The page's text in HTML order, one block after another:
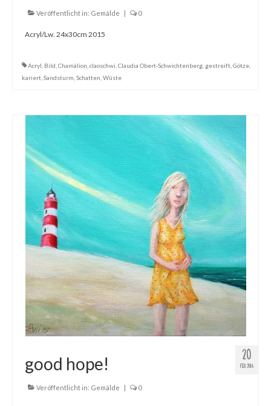
Veröffentlicht in: Gemälde | 0
Acryl/Lw. 24x30cm 2015
Acryl Bild Chamälion claoschwi Claudia Obert-Schwichtenberg gestreift Götze
kariert Sandsturm Schatten Wüste
20
FEB. 2016
good hope!
Veröffentlicht in: Gemälde | 0